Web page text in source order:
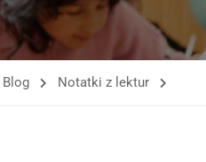
Blog Notatki z lektur